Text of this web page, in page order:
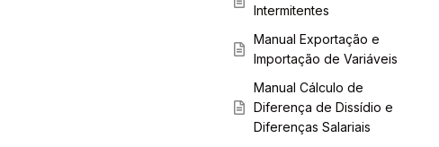
Intermitentes
Manual Exportação e
Importação de Variáveis
Manual Cálculo de
Diferença de Dissídio e
Diferenças Salariais